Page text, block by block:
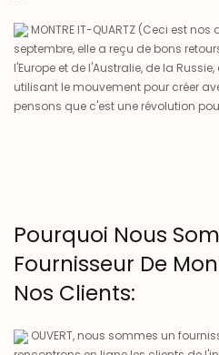
MONTRE IT-QUARTZ (Ceci est
septembre, elle a reçu de bons
l'Europe et de l'Australie, de la
utilisant le mouvement pour créer
pensons que c'est une révolution
Pourquoi Nous
Fournisseur De
Nos Clients:
OUVERT, nous sommes un